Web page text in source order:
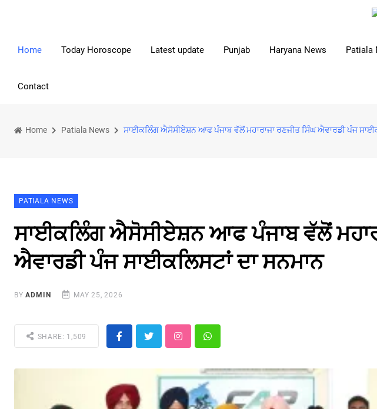
Home Today Horoscope Latest update Punjab Haryana News Patiala
Contact
Home Patiala News ਸਾਈਕਲਿੰਗ ਐਸੋਸੀਏਸ਼ਨ ਆਫ ਪੰਜਾਬ ਵੱਲੋਂ ਮਹਾਰਾਜਾ ਰਣਜੀਤ ਸਿੰਘ ਐਵਾਰਡੀ ਪੰਜ
PATIALA NEWS
ਸਾਈਕਲਿੰਗ ਐਸੋਸੀਏਸ਼ਨ ਆਫ ਪੰਜਾਬ ਵੱਲੋਂ
ਐਵਾਰਡੀ ਪੰਜ ਸਾਈਕਲਿਸਟਾਂ ਦਾ ਸਨਮਾਨ
BYADMIN MAY 25, 2026
SHARE: 1,509